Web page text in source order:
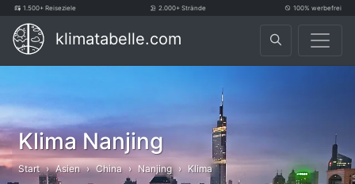
1.500+ Reiseziele 2.000+ Strände 100% werbefrei
klimatabelle.com
Klima Nanjing
Start Asien China Nanjing Klima